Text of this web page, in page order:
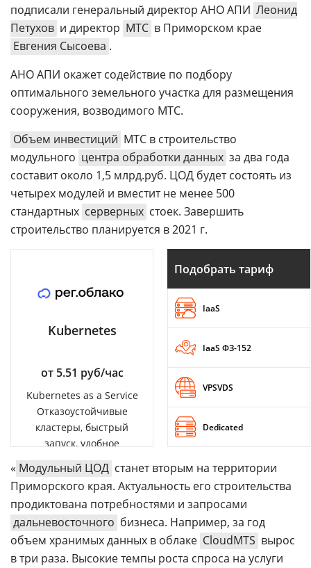
подписали генеральный директор АНО АПИ Леонид
Петухов и директор МТС в Приморском крае
Евгения Сысоева .
АНО АПИ окажет содействие по подбору
оптимального земельного участка для размещения
сооружения, возводимого МТС.
Объем инвестиций МТС в строительство
модульного центра обработки данных за два года
составит около 1,5 млрд.руб. ЦОД будет состоять из
четырех модулей и вместит не менее 500
стандартных серверных стоек. Завершить
строительство планируется в 2021 г.
Kubernetes
от 5.51 руб/час
Kubernetes as a Service
Отказоустойчивые
кластеры, быстрый
запуск, удобное
Подобрать тариф
IaaS
IaaS ФЗ-152
VPSVDS
Dedicated
« Модульный ЦОД станет вторым на территории
Приморского края. Актуальность его строительства
продиктована потребностями и запросами
дальневосточного бизнеса. Например, за год
объем хранимых данных в облаке CloudMTS вырос
в три раза. Высокие темпы роста спроса на услуги